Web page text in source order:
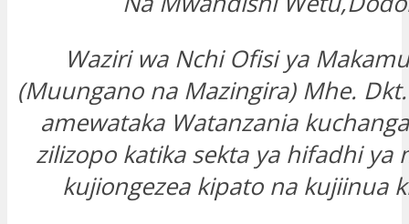
Waziri wa Nchi Ofisi ya
(Muungano na Mazingira) Mhe.
amewataka Watanzania
zilizopo katika sekta ya hifadhi ya
kujiongezea kipato na kujiinua